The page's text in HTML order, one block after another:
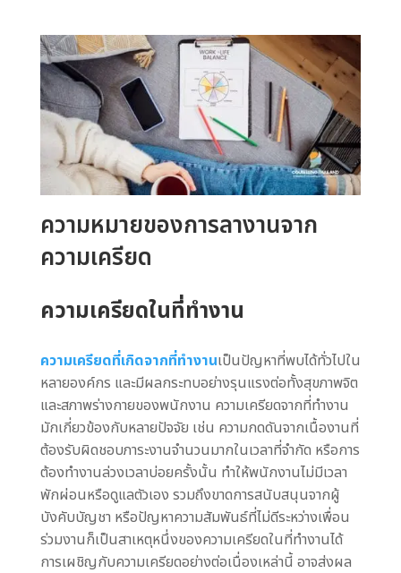
ความหมายของการลางานจาก
ความเครียด
ความเครียดในที่ทำงาน
ความเครียดที่เกิดจากที่ทำงานเป็นปัญหาที่พบได้ทั่วไปใน
หลายองค์กร และมีผลกระทบอย่างรุนแรงต่อทั้งสุขภาพจิต
และสภาพร่างกายของพนักงาน ความเครียดจากที่ทำงาน
มักเกี่ยวข้องกับหลายปัจจัย เช่น ความกดดันจากเนื้องานที่
ต้องรับผิดชอบภาระงานจำนวนมากในเวลาที่จำกัด หรือการ
ต้องทำงานล่วงเวลาบ่อยครั้งนั้น ทำให้พนักงานไม่มีเวลา
พักผ่อนหรือดูแลตัวเอง รวมถึงขาดการสนับสนุนจากผู้
บังคับบัญชา หรือปัญหาความสัมพันธ์ที่ไม่ดีระหว่างเพื่อน
ร่วมงานก็เป็นสาเหตุหนึ่งของความเครียดในที่ทำงานได้
การเผชิญกับความเครียดอย่างต่อเนื่องเหล่านี้ อาจส่งผล